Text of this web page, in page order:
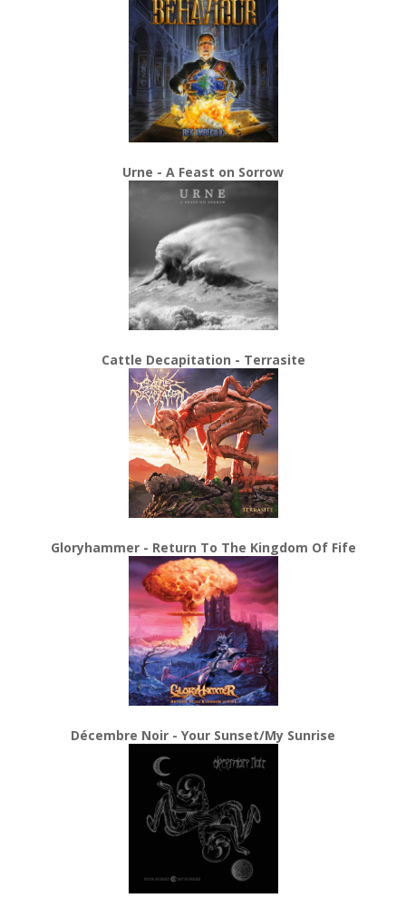
Urne - A Feast on Sorrow
Cattle Decapitation - Terrasite
Gloryhammer - Return To The Kingdom Of Fife
Décembre Noir - Your Sunset/My Sunrise